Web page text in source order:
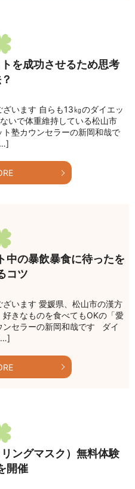
を成功させるため思考
います 自らも13㎏のダイエッ
いで体重維持している松山市
塾カウンセラーの新岡和哉で
の暴飲暴食に待ったを
コツ
います 愛媛県、松山市の漢方
きなものを食べてもOKの「愛
ンセラーの新岡和哉です ダイ
ングマスク）無料体験
開催